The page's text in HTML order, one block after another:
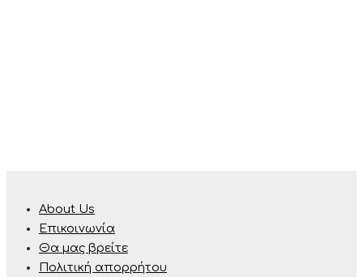
About Us
Επικοινωνία
Θα μας βρείτε
Πολιτική απορρήτου